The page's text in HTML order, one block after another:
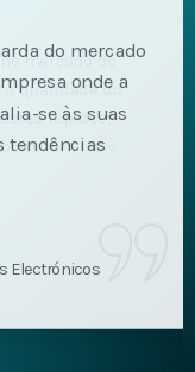
do mercado
onde a
se às suas
tendências
Electrónicos